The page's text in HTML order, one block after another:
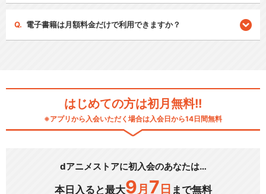
電子書籍は月額料金だけで利用できますか？
はじめての方は初月無料!!
※アプリから入会いただく場合は入会日から14日間無料
dアニメストアに初入会のあなたは…
本日入ると最大9 月 7 日 まで無料